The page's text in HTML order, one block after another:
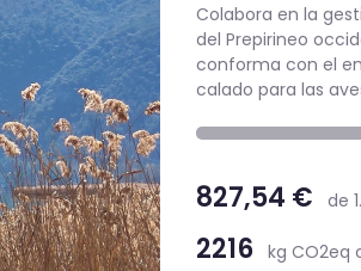
Colabora en la
del Prepirineo
conforma con el
calado para las
827,54 € de
2216 kg CO2eq